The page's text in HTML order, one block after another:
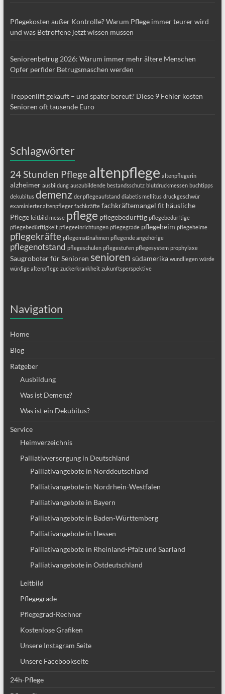
Pflegekosten außer Kontrolle? Warum Pflege immer teurer wird
und was Betroffene jetzt wissen müssen
Seniorenbetrug 2026: Warum immer mehr ältere Menschen
Opfer perfider Betrugsmaschen werden
Treppenlift gekauft – und später bereut? Diese 9 Fehler kosten
Senioren oft tausende Euro
Schlagwörter
24 Stunden Pflegealtenpflege altenpflegerin
alzheimer ausbildung auszubildende bestandsschutz blutdruckmessen buchtipps
dekubitus demenz der pflegeaufstand diabetis mellitus druckgeschwür
examinierter altenpfleger fachkräfte fachkräftemangel fit häusliche
Pflege leitbild messe pflege pflegebedürftig pflegebedürftige
pflegebedürftigkeit pflegeeinrichtungen pflegegrade pflegeheim pflegeheime
pflegekräfte pflegemaßnahmen pflegende angehörige
pflegenotstand pflegeschulen pflegestufen pflegesystem prophylaxe
Saugroboter für Senioren senioren südamerika wundliegen würde
würdige altenpflege zuckerkrankheit zukunftsperspektive
Navigation
Home
Blog
Ratgeber
Ausbildung
Was ist Demenz?
Was ist ein Dekubitus?
Service
Heimverzeichnis
Palliativversorgung in Deutschland
Palliativangebote in Norddeutschland
Palliativangebote in Nordrhein-Westfalen
Palliativangebote in Bayern
Palliativangebote in Baden-Württemberg
Palliativangebote in Hessen
Palliativangebote in Rheinland-Pfalz und Saarland
Palliativangebote in Ostdeutschland
Leitbild
Pflegegrade
Pflegegrad-Rechner
Kostenlose Grafiken
Unsere Instagram Seite
Unsere Facebookseite
24h-Pflege